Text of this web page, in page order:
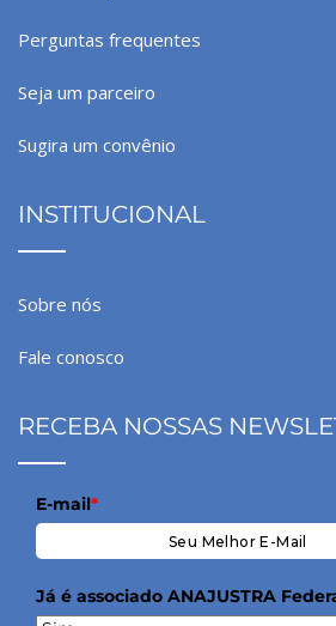
Perguntas frequentes
Seja um parceiro
Sugira um convênio
INSTITUCIONAL
Sobre nós
Fale conosco
RECEBA NOSSAS
E-mail*
Já é associado ANAJUSTRA